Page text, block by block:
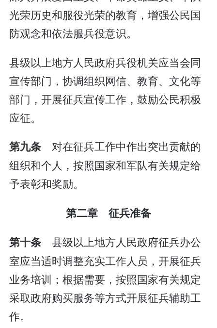
光荣历史和服役光荣的教育，增强公民国
防观念和依法服兵役意识。
县级以上地方人民政府兵役机关应当会同
宣传部门，协调组织网信、教育、文化等
部门，开展征兵宣传工作，鼓励公民积极
应征。
第九条 对在征兵工作中作出突出贡献的
组织和个人，按照国家和军队有关规定给
予表彰和奖励。
第二章 征兵准备
第十条 县级以上地方人民政府征兵办公
室应当适时调整充实工作人员，开展征兵
业务培训；根据需要，按照国家有关规定
采取政府购买服务等方式开展征兵辅助工
作。